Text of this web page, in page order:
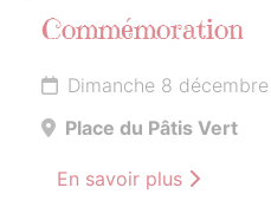
Commémoration
Dimanche 8
Place du Pâtis Vert
En savoir plus